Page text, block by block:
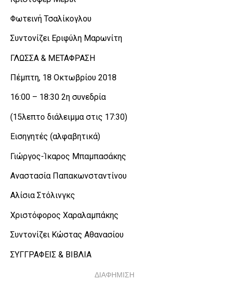
Φωτεινή Τσαλίκογλου
Συντονίζει Εριφύλη Μαρωνίτη
ΓΛΩΣΣΑ & ΜΕΤΑΦΡΑΣΗ
Πέμπτη, 18 Οκτωβρίου 2018
16:00 – 18:30 2η συνεδρία
(15λεπτο διάλειμμα στις 17:30)
Εισηγητές (αλφαβητικά)
Γιώργος-Ίκαρος Μπαμπασάκης
Αναστασία Παπακωνσταντίνου
Αλίσια Στόλινγκς
Χριστόφορος Χαραλαμπάκης
Συντονίζει Κώστας Αθανασίου
ΣΥΓΓΡΑΦΕΙΣ & ΒΙΒΛΙΑ
ΔΙΑΦΗΜΙΣΗ